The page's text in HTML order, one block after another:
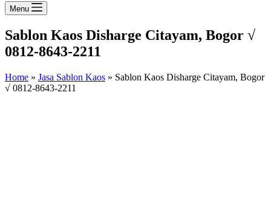
Menu
Sablon Kaos Disharge Citayam, Bogor √
0812-8643-2211
Home » Jasa Sablon Kaos » Sablon Kaos Disharge Citayam, Bogor
√ 0812-8643-2211